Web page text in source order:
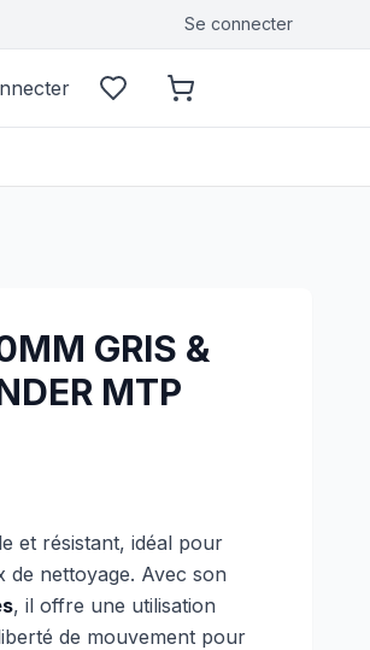
Se connecter
GRIS &
MTP
et résistant, idéal pour
de nettoyage. Avec son
, il offre une utilisation
de mouvement pour